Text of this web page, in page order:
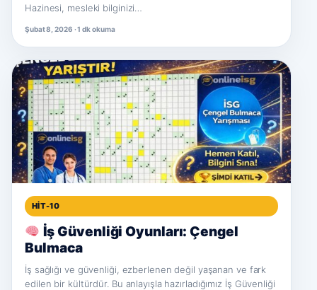
Hazinesi, mesleki bilginizi…
Şubat 8, 2026 · 1 dk okuma
HIT-10
İş Güvenliği Oyunları: Çengel
Bulmaca
İş sağlığı ve güvenliği, ezberlenen değil yaşanan ve fark
edilen bir kültürdür. Bu anlayışla hazırladığımız İş Güvenliği